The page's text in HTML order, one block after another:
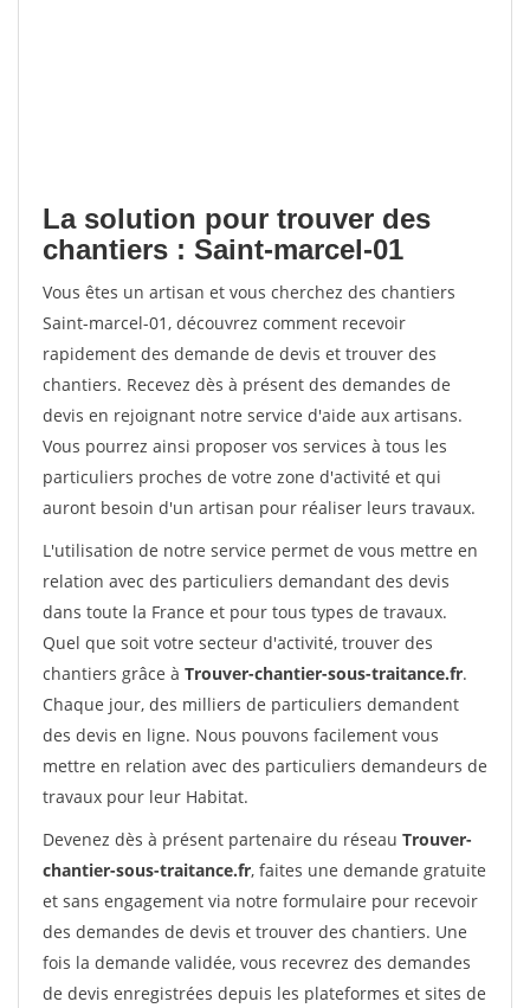
La solution pour trouver des
chantiers : Saint-marcel-01
Vous êtes un artisan et vous cherchez des chantiers
Saint-marcel-01, découvrez comment recevoir
rapidement des demande de devis et trouver des
chantiers. Recevez dès à présent des demandes de
devis en rejoignant notre service d'aide aux artisans.
Vous pourrez ainsi proposer vos services à tous les
particuliers proches de votre zone d'activité et qui
auront besoin d'un artisan pour réaliser leurs travaux.
L'utilisation de notre service permet de vous mettre en
relation avec des particuliers demandant des devis
dans toute la France et pour tous types de travaux.
Quel que soit votre secteur d'activité, trouver des
chantiers grâce à Trouver-chantier-sous-traitance.fr.
Chaque jour, des milliers de particuliers demandent
des devis en ligne. Nous pouvons facilement vous
mettre en relation avec des particuliers demandeurs de
travaux pour leur Habitat.
Devenez dès à présent partenaire du réseau Trouver-
chantier-sous-traitance.fr, faites une demande gratuite
et sans engagement via notre formulaire pour recevoir
des demandes de devis et trouver des chantiers. Une
fois la demande validée, vous recevrez des demandes
de devis enregistrées depuis les plateformes et sites de